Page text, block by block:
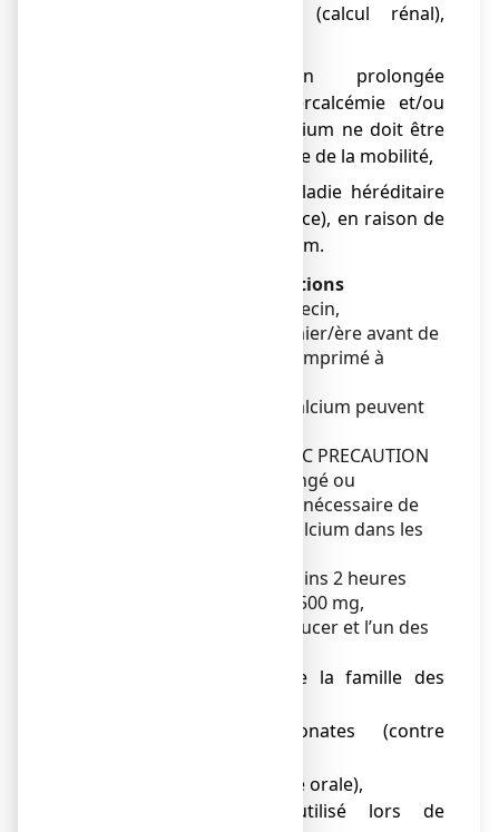
● lithiase calcique (calcul rénal),
● immobilisation prolongée
s’accompagnant d’hypercalcémie et/ou
d’hypercalciurie : le calcium ne doit être
administré qu’à la reprise de la mobilité,
● phénylcétonurie (maladie héréditaire
dépistée à la naissance), en raison de
la présence d’aspartam.
Avertissements et précautions
Adressez-vous à votre médecin,
pharmacien ou votre infirmier/ère avant de
prendre FIXICAL 500 mg, comprimé à
Des apports excessifs en calcium peuvent
Utiliser ce médicament AVEC PRECAUTION
en cas de traitement prolongé ou
d’insuffisance rénale : il est nécessaire de
faire contrôler le taux de calcium dans les
Vous devez attendre au moins 2 heures
entre les prises de FIXICAL 500 mg,
comprimé à croquer ou à sucer et l’un des
● les antibiotiques de la famille des
● les bisphosphonates (contre
● les sels de fer (par voie orale),
● l’estramustine (utilisé lors de